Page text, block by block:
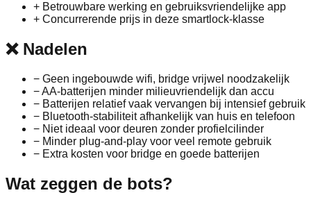
+ Betrouwbare werking en gebruiksvriendelijke app
+ Concurrerende prijs in deze smartlock-klasse
❌Nadelen
− Geen ingebouwde wifi, bridge vrijwel noodzakelijk
−AA-batterijen minder milieuvriendelijk dan accu
− Batterijen relatief vaak vervangen bij intensief gebruik
− Bluetooth-stabiliteit afhankelijk van huis en telefoon
− Niet ideaal voor deuren zonder profielcilinder
− Minder plug-and-play voor veel remote gebruik
− Extra kosten voor bridge en goede batterijen
Wat zeggen de bots?